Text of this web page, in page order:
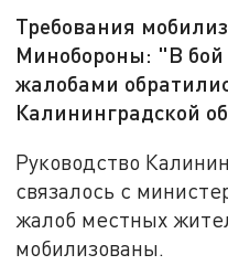
Требования
Минобороны: "В
жалобами
Калининградской
Руководство
связалось с
жалоб местных
мобилизованы.